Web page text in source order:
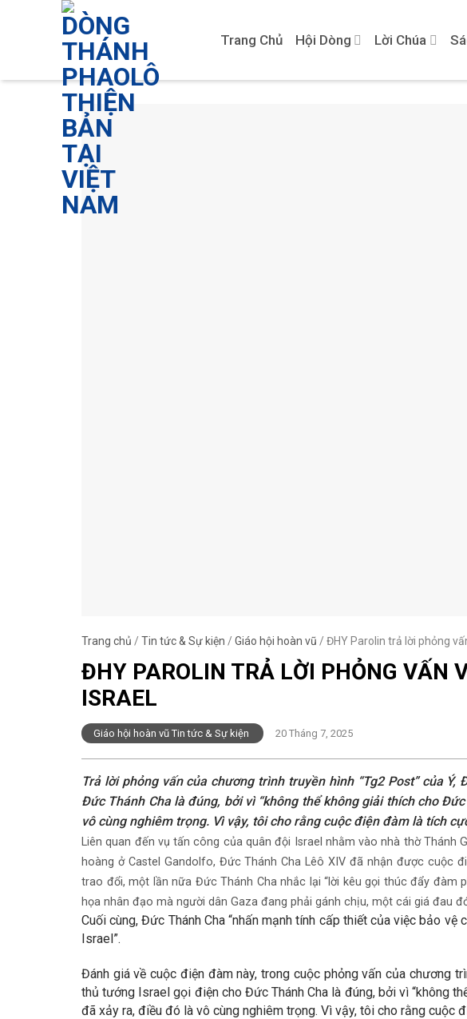
Trang Chủ Hội Dòng Lời Chúa
Trang chủ / Tin tức & Sự kiện / Giáo hội hoàn vũ / ĐHY Parolin trả lời phỏng
ĐHY PAROLIN TRẢ LỜI PHỎNG VẤN
ISRAEL
Giáo hội hoàn vũ Tin tức & Sự kiện 20 Tháng 7, 2025
Trả lời phỏng vấn của chương trình truyền hình “Tg2 Post” của
Đức Thánh Cha là đúng, bởi vì “không thể không giải thích cho
vô cùng nghiêm trọng. Vì vậy, tôi cho rằng cuộc điện đàm là tích
Liên quan đến vụ tấn công của quân đội Israel nhằm vào nhà thờ
hoàng ở Castel Gandolfo, Đức Thánh Cha Lêô XIV đã nhận được cuộc
trao đổi, một lần nữa Đức Thánh Cha nhắc lại “lời kêu gọi thúc đẩy đàm
họa nhân đạo mà người dân Gaza đang phải gánh chịu, một cái giá đau
Cuối cùng, Đức Thánh Cha “nhấn mạnh tính cấp thiết của việc bảo
Israel”.
Đánh giá về cuộc điện đàm này, trong cuộc phỏng vấn của chương
thủ tướng Israel gọi điện cho Đức Thánh Cha là đúng, bởi vì “không
đã xảy ra, điều đó là vô cùng nghiêm trọng. Vì vậy, tôi cho rằng cuộc